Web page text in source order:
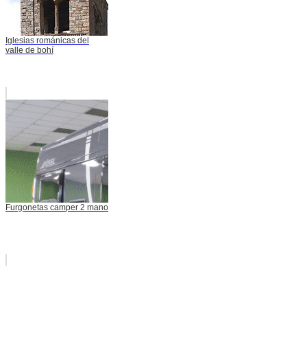
Iglesias románicas del
valle de bohí
Furgonetas camper 2 mano